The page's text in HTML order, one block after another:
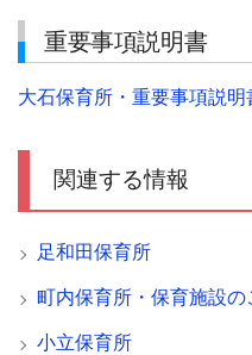
重要事項説明書
大石保育所・重要事項説明
関連する情報
足和田保育所
町内保育所・保育施設の
小立保育所